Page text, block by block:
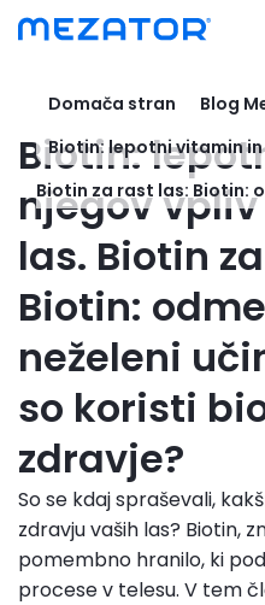
Izdelki
O nas
Mezator
E-učenje
Mezator
Blog
Pišite na
Prijava
Register
Domača stran
Blog
Biotin: lepotni vitamin
Biotin za rast las: Biotin:
Biotin:
njegov
las. Biotin
Biotin:
neželeni
so koristi
zdravje?
So se kdaj spraševali,
zdravju vaših las? Biotin,
pomembno hranilo, ki
procese v telesu. V tem